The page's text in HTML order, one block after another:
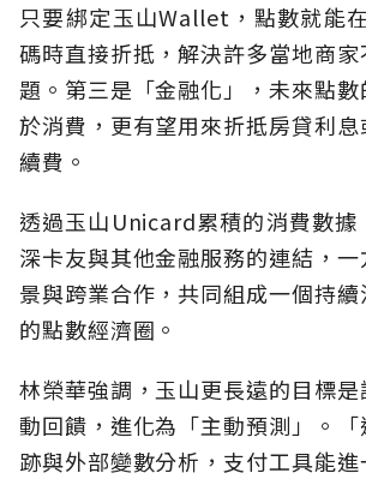
只要綁定玉山Wallet，點數就能
碼時直接折抵，解決許多當地商
題。第三是「金融化」，未來點
於消費，更有望用來折抵房貸利
續費。
透過玉山Unicard累積的消費數據
深卡友與其他金融服務的連結，
景與跨業合作，共同組成一個持
的點數經濟圈。
林榮華強調，玉山更長遠的目標
動回饋，進化為「主動預測」。
跡與外部變數分析，支付工具能